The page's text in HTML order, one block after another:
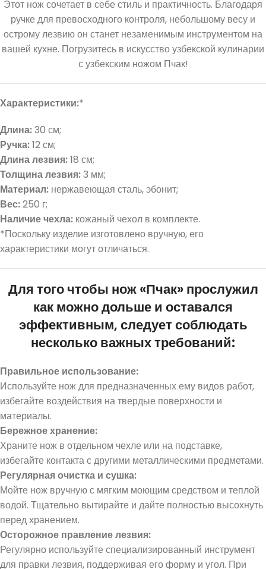
Этот нож сочетает в себе стиль и практичность. Благодаря
ручке для превосходного контроля, небольшому весу и
острому лезвию он станет незаменимым инструментом на
вашей кухне. Погрузитесь в искусство узбекской кулинарии
с узбекским ножом Пчак!
Характеристики:*
Длина:30 см;
Ручка:12 см;
Длина лезвия:18 см;
Толщина лезвия:3 мм;
Материал: нержавеющая сталь, эбонит;
Вес:250 г;
Наличие чехла: кожаный чехол в комплекте.
*Поскольку изделие изготовлено вручную, его
характеристики могут отличаться.
Для того чтобы нож «Пчак» прослужил
как можно дольше и оставался
эффективным, следует соблюдать
несколько важных требований:
Правильное использование:
Используйте нож для предназначенных ему видов работ,
избегайте воздействия на твердые поверхности и
материалы.
Бережное хранение:
Храните нож в отдельном чехле или на подставке,
избегайте контакта с другими металлическими предметами.
Регулярная очистка и сушка:
Мойте нож вручную с мягким моющим средством и теплой
водой. Тщательно вытирайте и дайте полностью высохнуть
перед хранением.
Осторожное правление лезвия:
Регулярно используйте специализированный инструмент
для правки лезвия, поддерживая его форму и угол. При